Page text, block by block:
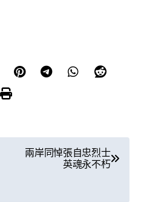
兩岸同悼張自忠烈士
英魂永不朽